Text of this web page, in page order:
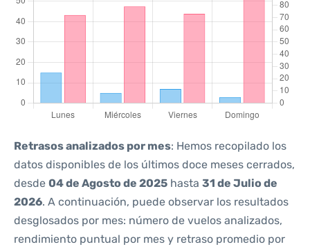
Retrasos analizados por mes: Hemos recopilado los
datos disponibles de los últimos doce meses cerrados,
desde 04 de Agosto de 2025 hasta 31 de Julio de
2026. A continuación, puede observar los resultados
desglosados por mes: número de vuelos analizados,
rendimiento puntual por mes y retraso promedio por